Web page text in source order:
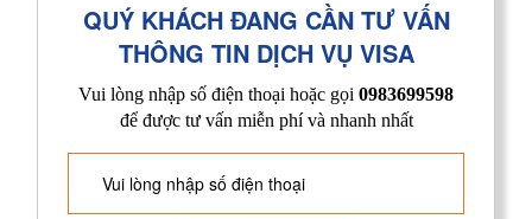
QUÝ KHÁCH ĐANG CẦN TƯ VẤN
THÔNG TIN DỊCH VỤ VISA
Vui lòng nhập số điện thoại hoặc gọi 0983699598
để được tư vấn miễn phí và nhanh nhất